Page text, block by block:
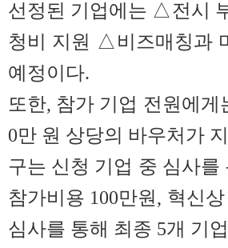
선정된 기업에는 △전시
청비 지원 △비즈매칭과
예정이다.
또한, 참가 기업 전원에게
0만 원 상당의 바우처가
구는 신청 기업 중 심사를
참가비용 100만원, 혁신
심사를 통해 최종 5개 기